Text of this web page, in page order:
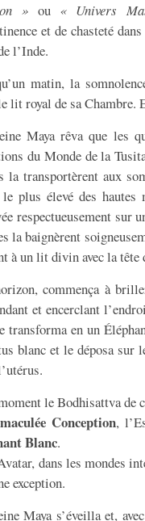
» ou « Univers
et de chasteté
l’Inde.
matin, la
lit royal de sa Chambre.
Maya rêva que les
du Monde de la
transportèrent aux
plus élevé des hautes
respectueusement sur
la baignèrent
à un lit divin avec la tête
commença à
et encerclant
transforma en un
blanc et le déposa sur
le Bodhisattva de
Conception,
Blanc.
dans les mondes
exception.
Maya s’éveilla et,